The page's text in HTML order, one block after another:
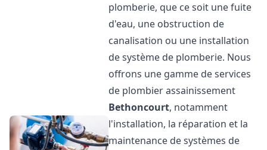
plomberie, que ce soit une fuite
d'eau, une obstruction de
canalisation ou une installation
de système de plomberie. Nous
offrons une gamme de services
de plombier assainissement
Bethoncourt, notamment
l'installation, la réparation et la
maintenance de systèmes de